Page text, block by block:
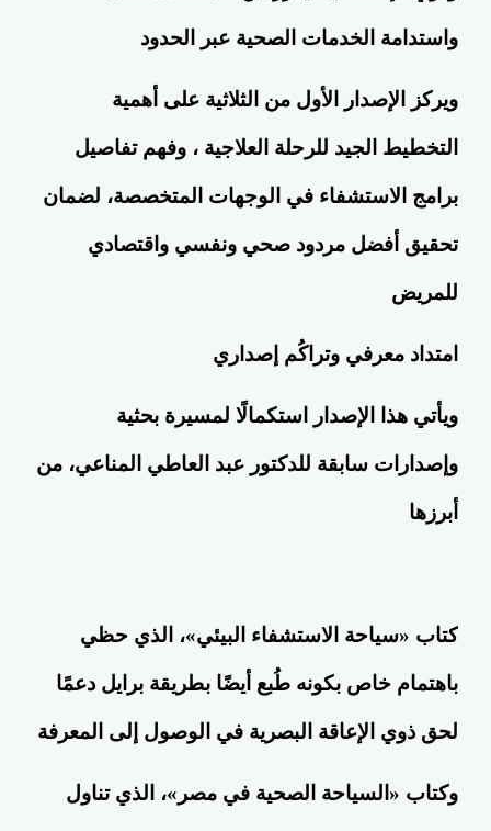
واستدامة الخدمات الصحية عبر الحدود
ويركز الإصدار الأول من الثلاثية على أهمية
التخطيط الجيد للرحلة العلاجية ، وفهم تفاصيل
برامج الاستشفاء في الوجهات المتخصصة، لضمان
تحقيق أفضل مردود صحي ونفسي واقتصادي
للمريض
امتداد معرفي وتراكُم إصداري
ويأتي هذا الإصدار استكمالًا لمسيرة بحثية
وإصدارات سابقة للدكتور عبد العاطي المناعي، من
أبرزها
كتاب «سياحة الاستشفاء البيئي»، الذي حظي
باهتمام خاص بكونه طُبع أيضًا بطريقة برايل دعمًا
لحق ذوي الإعاقة البصرية في الوصول إلى المعرفة
وكتاب «السياحة الصحية في مصر»، الذي تناول